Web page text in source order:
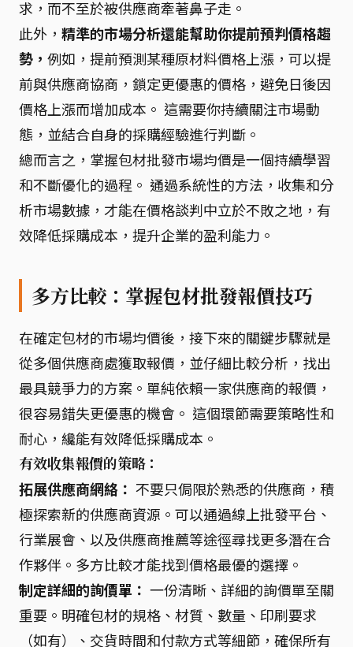
求，而不至於被供應商牽著鼻子走。
此外， 精準的市場分析還能幫助你提前預判價格趨
勢， 例如，提前預測某種原材料價格上漲，可以提
前與供應商協商，鎖定更優惠的價格，避免日後因
價格上漲而增加成本。 這需要你持續關注市場動
態，並結合自身的採購經驗進行判斷。
總而言之，掌握包材批發市場均價是一個持續學習
和不斷優化的過程。 通過系統性的方法，收集和分
析市場數據，才能在價格談判中立於不敗之地，有
效降低採購成本，提升企業的盈利能力。
多方比較：掌握包材批發報價技巧
在確定包材的市場均價後，接下來的關鍵步驟就是
從多個供應商處獲取報價，並仔細比較分析，找出
最具競爭力的方案。單純依賴一家供應商的報價，
很容易錯失更優惠的機會。 這個環節需要策略性和
耐心，纔能有效降低採購成本。
有效收集報價的策略：
拓展供應商網絡： 不要只侷限於熟悉的供應商，積
極探索新的供應商資源。可以通過線上批發平台、
行業展會、以及供應商推薦等途徑尋找更多潛在合
作夥伴。多方比較才能找到價格最優的選擇。
制定詳細的詢價單： 一份清晰、詳細的詢價單至關
重要。明確包材的規格、材質、數量、印刷要求
（如有）、交貨時間和付款方式等細節，確保所有